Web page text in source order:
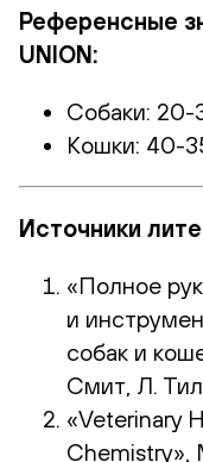
Референсные
UNION:
Собаки: 20-
Кошки: 40-
Источники
«Полное
и
собак и
Смит, Л.
«Veterinary
Chemistry»,